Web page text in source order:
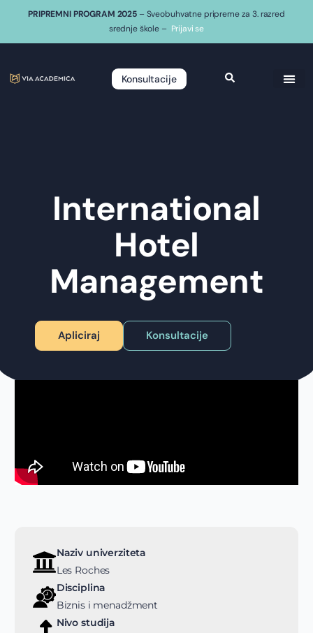
PRIPREMNI PROGRAM 2025 – Sveobuhvatne pripreme za 3. razred
srednje škole – Prijavi se
Konsultacije
International
Hotel
Management
Apliciraj Konsultacije
Naziv univerziteta
Les Roches
Disciplina
Biznis i menadžment
Nivo studija